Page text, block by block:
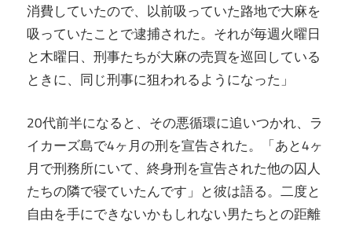
消費していたので、以前吸っていた路地で大麻を
吸っていたことで逮捕された。それが毎週火曜日
と木曜日、刑事たちが大麻の売買を巡回している
ときに、同じ刑事に狙われるようになった」
20代前半になると、その悪循環に追いつかれ、ラ
イカーズ島で4ヶ月の刑を宣告された。「あと4ヶ
月で刑務所にいて、終身刑を宣告された他の囚人
たちの隣で寝ていたんです」と彼は語る。二度と
自由を手にできないかもしれない男たちとの距離